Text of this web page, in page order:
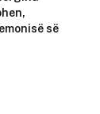
së